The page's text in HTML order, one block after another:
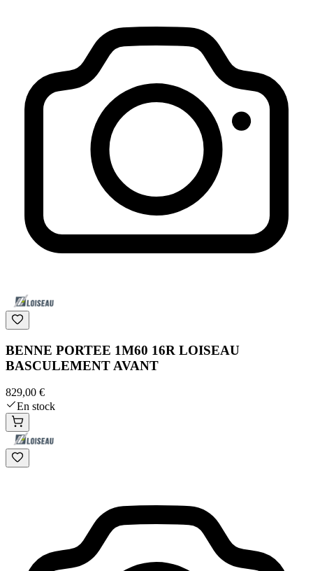
BENNE PORTEE 1M60 16R LOISEAU
BASCULEMENT AVANT
829,00 €
En stock